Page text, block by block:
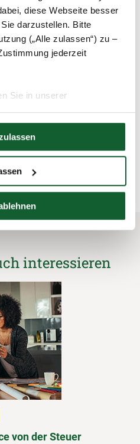
diese Webseite besser
darzustellen. Bitte
(„Alle zulassen“) zu –
jederzeit
Sie in unserer
für andere
beispielsweise
steht ihm hierfür
Betrieb zur Verfügung.
dann grundsätzlich die
interessieren
von der Steuer